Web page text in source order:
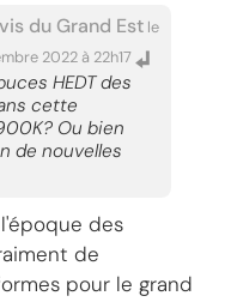
du Grand Est le
2022 à 22h17
HEDT des
cette
Ou bien
de nouvelles
des
de
pour le grand